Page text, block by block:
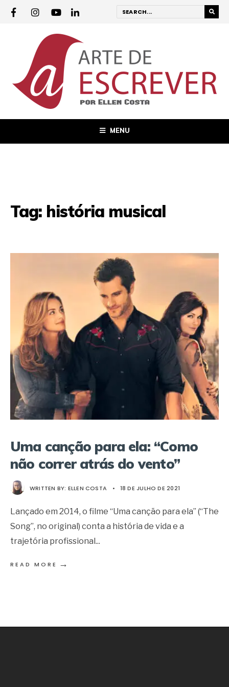
MENU
Tag: história musical
Uma canção para ela: “Como
não correr atrás do vento”
WRITTEN BY: ELLEN COSTA • 18 DE JULHO DE 2021
Lançado em 2014, o filme “Uma canção para ela” (“The
Song”, no original) conta a história de vida e a
trajetória profissional...
READ MORE →